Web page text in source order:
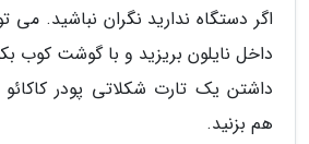
اگر دستگاه ندارید نگران نباشید. می
داخل نایلون بریزید و با گوشت کوب
داشتن یک تارت شکلاتی پودر
هم بزنید.